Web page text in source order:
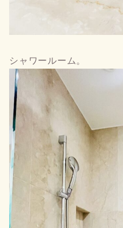
シャワールーム。